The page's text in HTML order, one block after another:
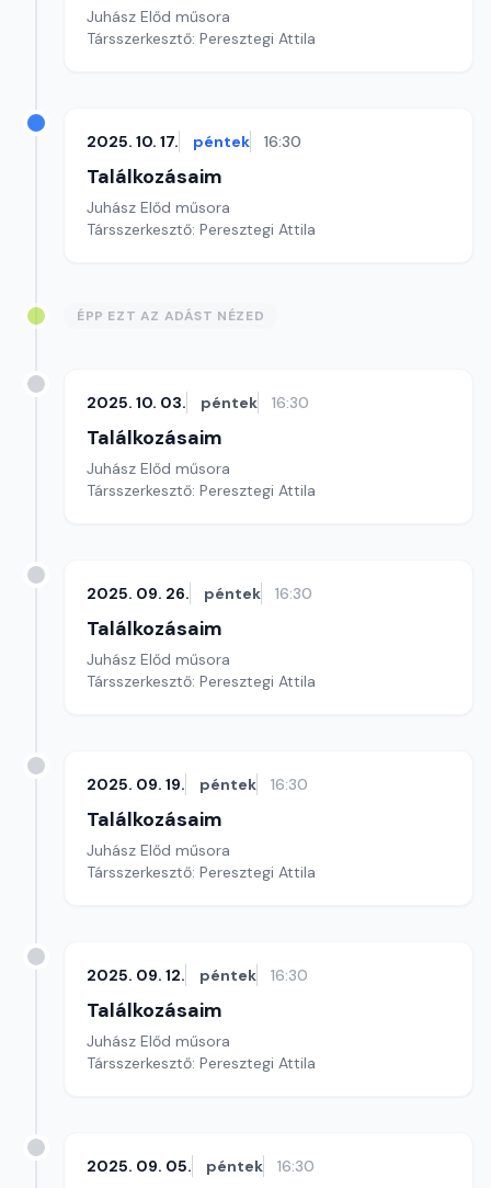
Juhász Előd műsora
Társszerkesztő: Peresztegi Attila
2025. 10. 17. péntek 16:30
Találkozásaim
Juhász Előd műsora
Társszerkesztő: Peresztegi Attila
ÉPP EZT AZ ADÁST NÉZED
2025. 10. 03. péntek 16:30
Találkozásaim
Juhász Előd műsora
Társszerkesztő: Peresztegi Attila
2025. 09. 26. péntek 16:30
Találkozásaim
Juhász Előd műsora
Társszerkesztő: Peresztegi Attila
2025. 09. 19. péntek 16:30
Találkozásaim
Juhász Előd műsora
Társszerkesztő: Peresztegi Attila
2025. 09. 12. péntek 16:30
Találkozásaim
Juhász Előd műsora
Társszerkesztő: Peresztegi Attila
2025. 09. 05. péntek 16:30